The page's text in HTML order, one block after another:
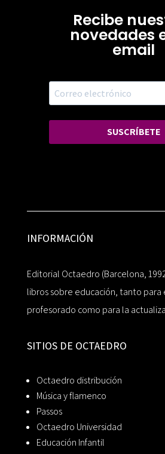
Recibe
novedades
email
SUSCRÍBETE
INFORMACIÓN
Editorial Octaedro (Barcelona,
libros sobre educación, tanto
profesorado como para la
SITIOS DE OCTAEDRO
Octaedro distribución
Música y flamenco
Passos
Octaedro Universidad
Educación Infantil